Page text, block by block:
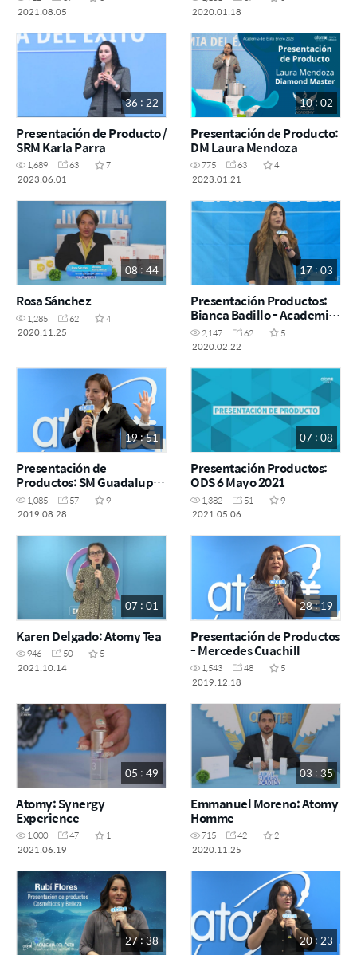
2021.08.05
2020.01.18
36 : 22
Presentación de Producto /
SRM Karla Parra
1,689 63
7
2023.06.01
10 : 02
Presentación de Producto:
DM Laura Mendoza
775 63
4
2023.01.21
08 : 44
Rosa Sánchez
1,285 62
4
2020.11.25
17 : 03
Presentación Productos:
Bianca Badillo - Academia
del Éxito: Tijuana 22 de
Febrero 2020
2,147 62
5
2020.02.22
19 : 51
Presentación de
Productos: SM Guadalupe
Robles - ODS 28 agosto
2019
1,085 57
9
2019.08.28
07 : 08
Presentación Productos:
ODS 6 Mayo 2021
1,382 51
9
2021.05.06
07 : 01
Karen Delgado: Atomy Tea
946 50
5
2021.10.14
28 : 19
Presentación de Productos
- Mercedes Cuachill
1,543 48
5
2019.12.18
05 : 49
Atomy: Synergy
Experience
1,000 47
1
2021.06.19
03 : 35
Emmanuel Moreno: Atomy
Homme
715 42
2
2020.11.25
27 : 38 20 : 23